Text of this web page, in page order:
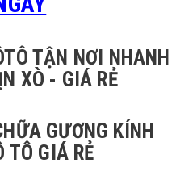
TẬN NƠI NHANH
XÒ - GIÁ RẺ
GƯƠNG KÍNH
TÔ GIÁ RẺ